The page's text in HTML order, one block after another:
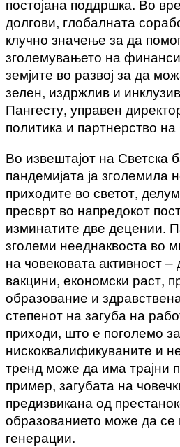
долгови, глобалната
клучно значење за да
зголемувањето на
земјите во развој за да
зелен, издржлив и
Пангесту, управен
политика и партнерство
Во извештајот на Светска
пандемијата ја зголемила
приходите во светот,
пресврт во напредокот
изминатите две децении.
зголеми нееднаквоста во
на човековата активност –
вакцини, економски раст,
образование и
степенот на загуба на
приходи, што е поголемо
нискоквалификуваните и
тренд може да има трајни
пример, загубата на
предизвикана од
образованието може да се
генерации.